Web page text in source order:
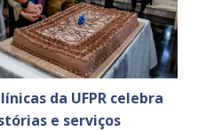
da UFPR celebra
e serviços